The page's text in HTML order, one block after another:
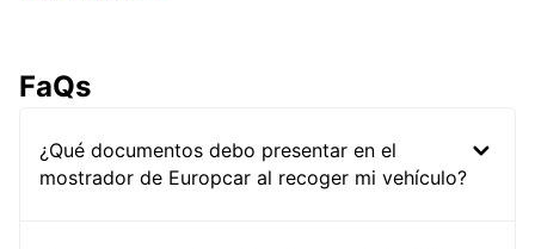
FaQs
¿Qué documentos debo presentar en el
mostrador de Europcar al recoger mi vehículo?